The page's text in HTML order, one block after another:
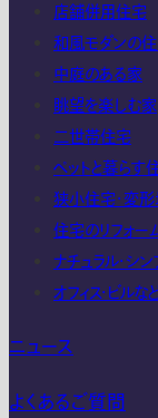
店舗併用住宅
和風モダンの
中庭のある家
眺望を楽しむ家
二世帯住宅
ペットと暮らす
狭小住宅・変
住宅のリフォー
ナチュラル・シン
オフィス・ビルな
ニュース
よくあるご質問